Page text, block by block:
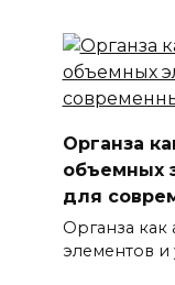
Органза
объемных
для
Органза как
элементов